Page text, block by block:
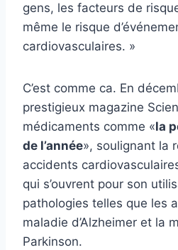
gens, les facteurs de
même le risque
cardiovasculaires. »
C’est comme ca. En
prestigieux magazine
médicaments comme «la
de l’année», soulignant la
accidents
qui s’ouvrent pour son
pathologies telles que les
maladie d’Alzheimer et la
Parkinson.